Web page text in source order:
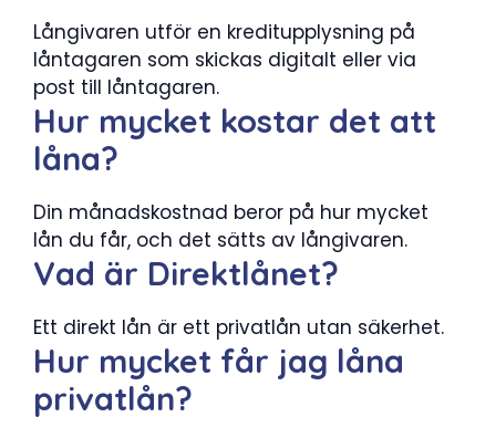
Långivaren utför en kreditupplysning på
låntagaren som skickas digitalt eller via
post till låntagaren.
Hur mycket kostar det att
låna?
Din månadskostnad beror på hur mycket
lån du får, och det sätts av långivaren.
Vad är Direktlånet?
Ett direkt lån är ett privatlån utan säkerhet.
Hur mycket får jag låna
privatlån?